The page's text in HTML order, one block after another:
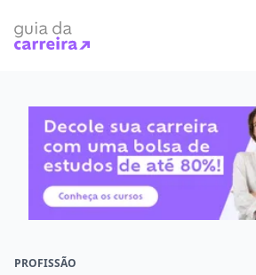
PROFISSÃO
Faça o curso dos
O que você quer estudar?